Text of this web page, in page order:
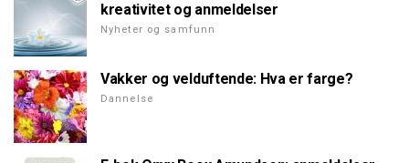
kreativitet og anmeldelser
Nyheter og samfunn
Vakker og velduftende: Hva er farge?
Dannelse